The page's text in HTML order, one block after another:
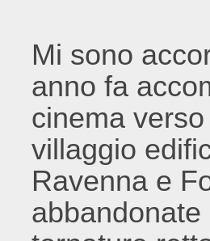
Mi sono
anno fa
cinema
villaggio
Ravenna e
abbandonate